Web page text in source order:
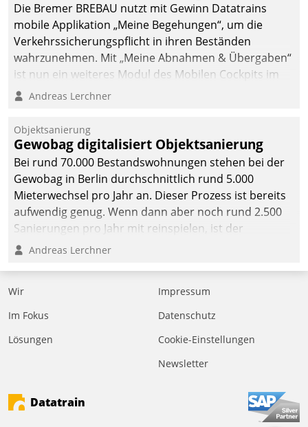
Die Bremer BREBAU nutzt mit Gewinn Datatrains
mobile Applikation „Meine Begehungen“, um die
Verkehrssicherungspflicht in ihren Beständen
wahrzunehmen. Mit „Meine Abnahmen & Übergaben“
ist nun ein weiteres Modul des Mobilen Cockpits im
Einsatz.
Andreas Lerchner
Objektsanierung
Gewobag digitalisiert Objektsanierung
Bei rund 70.000 Bestandswohnungen stehen bei der
Gewobag in Berlin durchschnittlich rund 5.000
Mieterwechsel pro Jahr an. Dieser Prozess ist bereits
aufwendig genug. Wenn dann aber noch rund 2.500
Sanierungen pro Jahr mit reinspielen, ist der
Betreuungs- und Organisationsaufwand immens. Im
gemeinsam mit der Berliner Datatrain GmbH den
Teilprozess der Objektsanierung digitalisiert.
Andreas Lerchner
Wir
Im Fokus
Lösungen
Impressum
Datenschutz
Cookie-Einstellungen
Newsletter
Datatrain